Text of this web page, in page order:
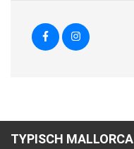
TYPISCH MALLORCA